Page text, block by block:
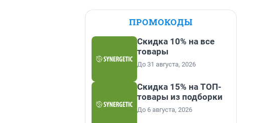
ПРОМОКОДЫ
Скидка 10% на все
товары
До 31 августа, 2026
Скидка 15% на ТОП-
товары из подборки
До 6 августа, 2026